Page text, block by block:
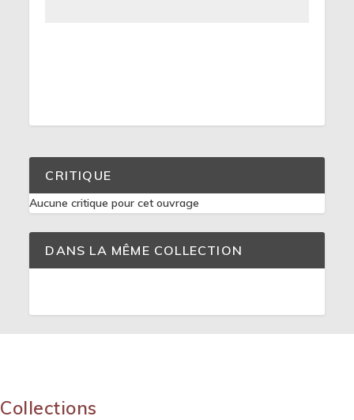
CRITIQUE
Aucune critique pour cet ouvrage
DANS LA MÊME COLLECTION
Collections